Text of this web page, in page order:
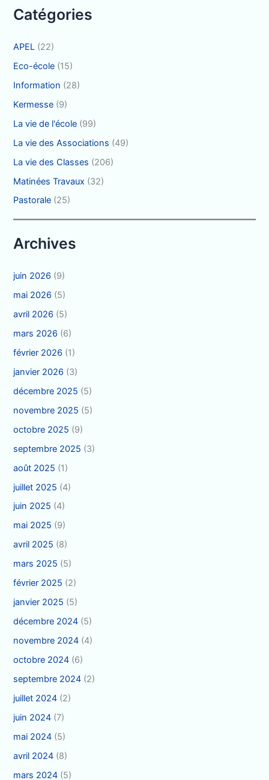
Catégories
APEL (22)
Eco-école (15)
Information (28)
Kermesse (9)
La vie de l'école (99)
La vie des Associations (49)
La vie des Classes (206)
Matinées Travaux (32)
Pastorale (25)
Archives
juin 2026 (9)
mai 2026 (5)
avril 2026 (5)
mars 2026 (6)
février 2026 (1)
janvier 2026 (3)
décembre 2025 (5)
novembre 2025 (5)
octobre 2025 (9)
septembre 2025 (3)
août 2025 (1)
juillet 2025 (4)
juin 2025 (4)
mai 2025 (9)
avril 2025 (8)
mars 2025 (5)
février 2025 (2)
janvier 2025 (5)
décembre 2024 (5)
novembre 2024 (4)
octobre 2024 (6)
septembre 2024 (2)
juillet 2024 (2)
juin 2024 (7)
mai 2024 (5)
avril 2024 (8)
mars 2024 (5)